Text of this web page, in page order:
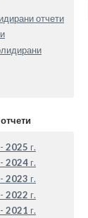
отчети
2025 г.
2024 г.
2023 г.
2022 г.
2021 г.